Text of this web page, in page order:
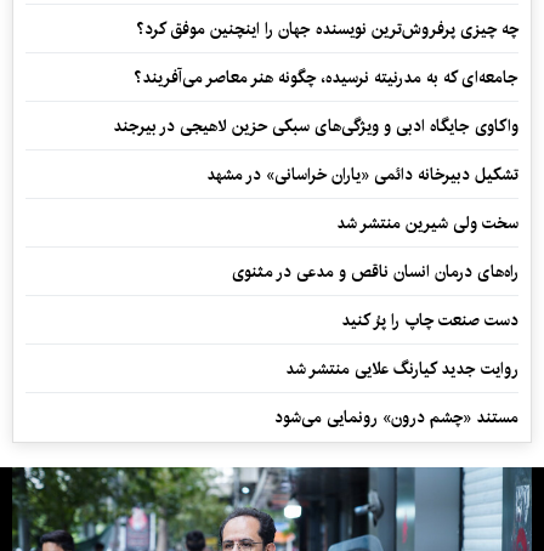
چه چیزی پرفروش‌ترین نویسنده جهان را اینچنین موفق کرد؟
جامعه‌ای که به مدرنیته نرسیده، چگونه هنر معاصر می‌آفریند؟
واکاوی جایگاه ادبی و ویژگی‌های سبکی حزین لاهیجی در بیرجند
تشکیل دبیرخانه دائمی «یاران خراسانی» در مشهد
سخت ولی شیرین منتشر شد
راه‌های درمان انسان ناقص و مدعی در مثنوی
دست صنعت چاپ را پرُ کنید
روایت جدید کیارنگ علایی منتشر شد
مستند «چشم درون» رونمایی می‌شود